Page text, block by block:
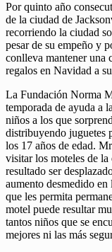
Por quinto año
de la ciudad de
recorriendo la ciudad
pesar de su empeño y
conlleva mantener una
regalos en Navidad a
La Fundación Norma
temporada de ayuda a
niños a los que
distribuyendo juguetes
los 17 años de edad.
visitar los moteles de
resultado ser
aumento desmedido en
que les permita
motel puede resultar
tantos niños que se
mejores ni las más